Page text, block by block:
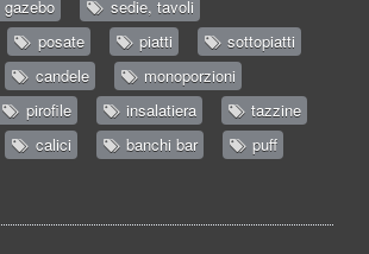
sedie, tavoli
posate piatti
sottopiatti
candele
monoporzioni
pirofile insalatiera
tazzine
calici banchi bar puff